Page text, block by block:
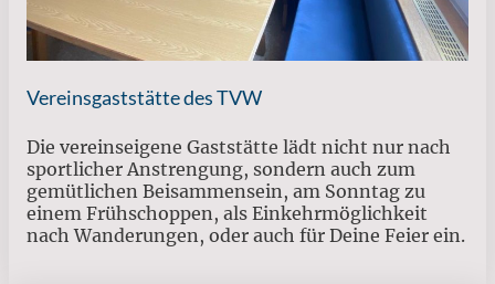
Vereinsgaststätte des TVW
Die vereinseigene Gaststätte lädt nicht nur nach
sportlicher Anstrengung, sondern auch zum
gemütlichen Beisammensein, am Sonntag zu
einem Frühschoppen, als Einkehrmöglichkeit
nach Wanderungen, oder auch für Deine Feier ein.